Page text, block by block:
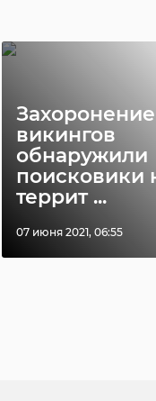
Захоронение
викингов
обнаружили
поисковики
террит ...
07 июня 2021, 06:55